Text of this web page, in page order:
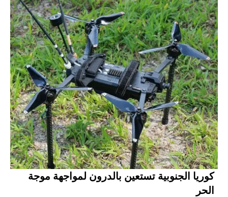
كوريا الجنوبية تستعين بالدرون لمواجهة موجة
الحر